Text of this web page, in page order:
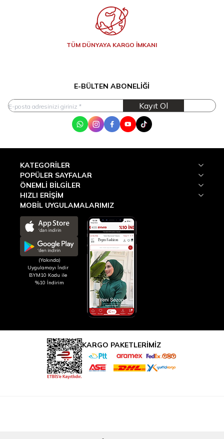
TÜM DÜNYAYA KARGO İMKANI
E-BÜLTEN ABONELIĞI
Kayıt Ol
WhatsApp
InstagramFacebook
YoutubeTik Tok
KATEGORILER
POPÜLER SAYFALAR
ÖNEMLI BILGILER
HIZLI ERIŞIM
MOBİL UYGULAMALARIMIZ
(Yakında)
Uygulamayı İndir
BYM10 Kodu ile
%10 İndirim
KARGO PAKETLERİMİZ